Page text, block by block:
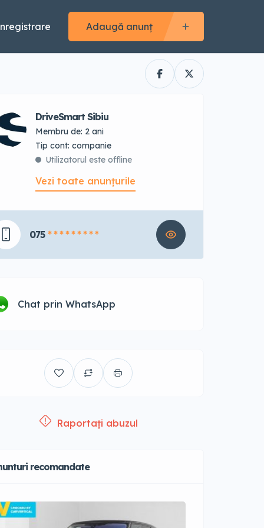
Adaugă anunț
DriveSmart Sibiu
Membru de: 2 ani
tip cont: companie
Utilizatorul este offline
Vezi toate anunțurile
075 * * * * * * * * *
Chat prin WhatsApp
Raportați abuzul
recomandate